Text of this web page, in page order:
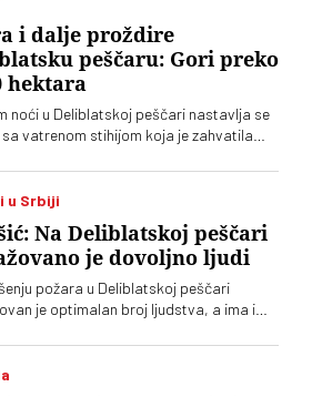
i dalje proždire
peščaru: Gori preko
hektara
noći u Deliblatskoj peščari nastavlja se
vatrenom stihijom koja je zahvatila
u Srbiji
Na Deliblatskoj peščari
je dovoljno ljudi
požara u Deliblatskoj peščari
je optimalan broj ljudstva, a ima i
ministra Ministarstva unutrašnjih
Požarom je zahvaćeno oko hiljadu i po